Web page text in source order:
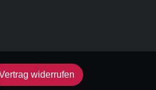
widerrufen